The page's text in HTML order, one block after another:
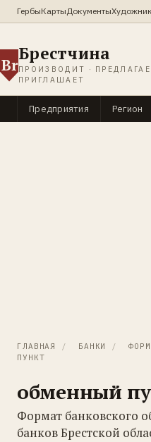
ГербыКартыДокументы
Br
Брестчина
ПРОИЗВОДИТ ·
ПРИГЛАШАЕТ
Предприятия Регион
ГЛАВНАЯ / БАНКИ /
ПУНКТ
обменный
Формат банковского
банков Брестской